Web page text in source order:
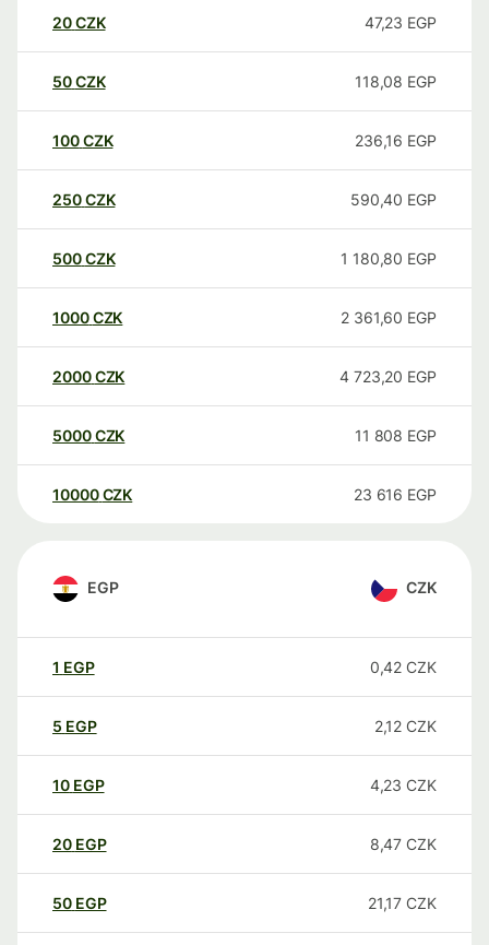
20CZK 47,23 EGP
50CZK 118,08 EGP
100CZK 236,16 EGP
250CZK 590,40 EGP
500CZK 1 180,80 EGP
1000CZK 2 361,60 EGP
2000CZK 4 723,20 EGP
5000CZK 11 808 EGP
10000 CZK 23 616 EGP
EGP CZK
1 EGP 0,42 CZK
5 EGP 2,12 CZK
10 EGP 4,23 CZK
20 EGP 8,47 CZK
50 EGP 21,17 CZK